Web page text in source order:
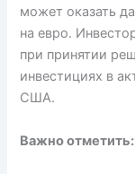
может оказать
на евро.
при принятии
инвестициях в
США.
Важно отметить: